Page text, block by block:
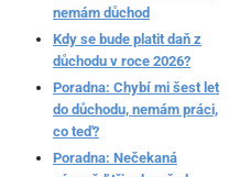
nemám důchod
Kdy se bude platit daň z
důchodu v roce 2026?
Poradna: Chybí mi šest let
do důchodu, nemám práci,
co teď?
Poradna: Nečekaná